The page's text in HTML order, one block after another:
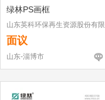
绿林PS画框
山东英科环保再生资源股份有限
公司
面议
山东-淄博市